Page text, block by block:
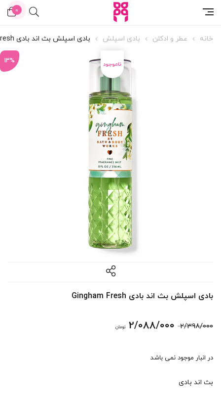
0
خانه عطر و ادکلن بادی اسپلش بادی اسپلش بث اند بادی Gingham Fresh
13%
بادی اسپلش بث اند بادی Gingham Fresh
2/398/000 قیمت
2/088/000 تومانقیمت
در انبار موجود نمی باشد
بث اند بادی